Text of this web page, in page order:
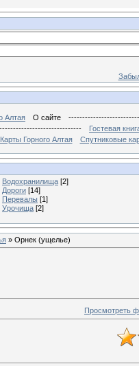
Алтая О сайте
------------------------------
Гостевая
Карты Горного Алтая Спутниковые
Водохранилища [2]
Дороги [14]
Перевалы [1]
Урочища [2]
» Орнек (ущелье)
Просмотреть